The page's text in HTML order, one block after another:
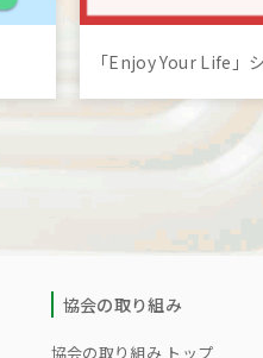
「Enjoy Your Life」
協会の取り組み
協会の取り組み トップ